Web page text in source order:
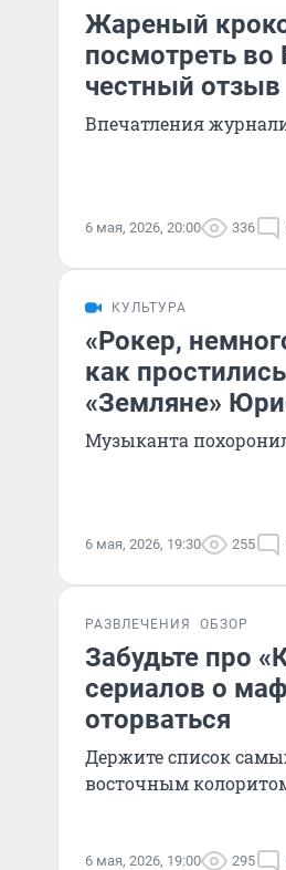
Жареный
посмотреть во
честный отзыв
Впечатления
6 мая, 2026, 20:00 336
КУЛЬТУРА
«Рокер,
как
«Земляне»
Музыканта
6 мая, 2026, 19:30 255
РАЗВЛЕЧЕНИЯ ОБЗОР
Забудьте про
сериалов о
оторваться
Держите список
восточным
6 мая, 2026, 19:00 295